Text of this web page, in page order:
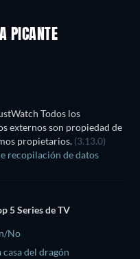
PICANTE
TV
Todos los
externos son propiedad de
propietarios. (3.13.0)
recopilación de datos
5 Series de TV
No
casa del dragón